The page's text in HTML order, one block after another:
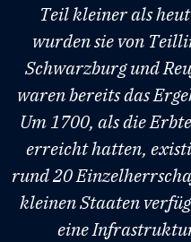
Teil kleiner als
wurden sie von
Schwarzburg und
waren bereits das
Um 1700, als die
erreicht hatten,
rund 20
kleinen Staaten
eine